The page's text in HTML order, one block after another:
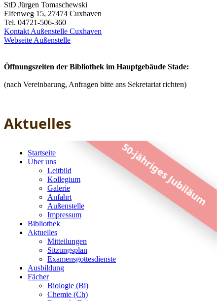
StD Jürgen Tomaschewski
Elfenweg 15, 27474 Cuxhaven
Tel. 04721-506-360
Kontakt Außenstelle Cuxhaven
Webseite Außenstelle
Öffnungszeiten der Bibliothek im Hauptgebäude Stade:
(nach Vereinbarung, Anfragen bitte ans Sekretariat richten)
Aktuelles